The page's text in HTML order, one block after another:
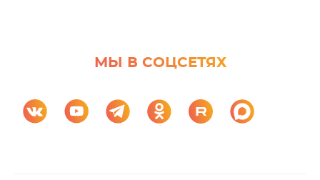
МЫ В СОЦСЕТЯХ